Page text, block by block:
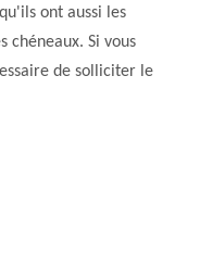
ont aussi les
chéneaux. Si vous
de solliciter le